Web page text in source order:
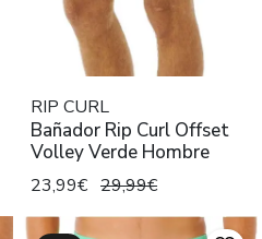
RIP CURL
Bañador Rip Curl Offset
Volley Verde Hombre
23,99€ 29,99€